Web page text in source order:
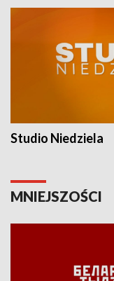
Studio Niedziela
MNIEJSZOŚCI